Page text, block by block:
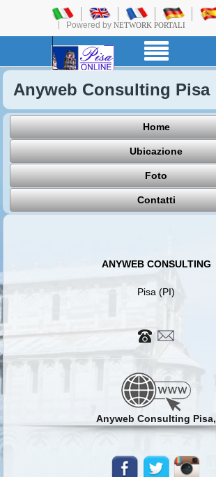
Powered by NETWORK PORTALI
Anyweb Consulting Pisa
Home
Ubicazione
Foto
Contatti
ANYWEB CONSULTING
Pisa (PI)
Anyweb Consulting Pisa,